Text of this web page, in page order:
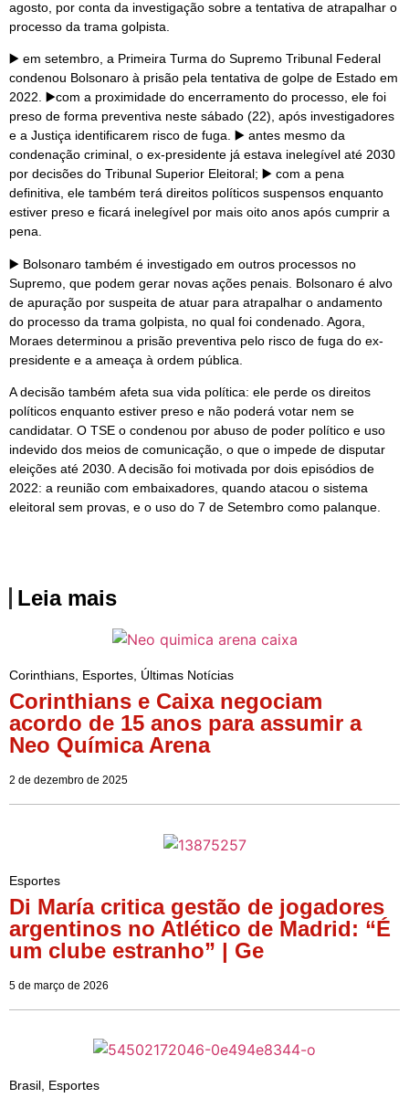
agosto, por conta da investigação sobre a tentativa de atrapalhar o
processo da trama golpista.
▶️ em setembro, a Primeira Turma do Supremo Tribunal Federal
condenou Bolsonaro à prisão pela tentativa de golpe de Estado em
2022. ▶️com a proximidade do encerramento do processo, ele foi
preso de forma preventiva neste sábado (22), após investigadores
e a Justiça identificarem risco de fuga. ▶️ antes mesmo da
condenação criminal, o ex-presidente já estava inelegível até 2030
por decisões do Tribunal Superior Eleitoral; ▶️ com a pena
definitiva, ele também terá direitos políticos suspensos enquanto
estiver preso e ficará inelegível por mais oito anos após cumprir a
pena.
▶️ Bolsonaro também é investigado em outros processos no
Supremo, que podem gerar novas ações penais. Bolsonaro é alvo
de apuração por suspeita de atuar para atrapalhar o andamento
do processo da trama golpista, no qual foi condenado. Agora,
Moraes determinou a prisão preventiva pelo risco de fuga do ex-
presidente e a ameaça à ordem pública.
A decisão também afeta sua vida política: ele perde os direitos
políticos enquanto estiver preso e não poderá votar nem se
candidatar. O TSE o condenou por abuso de poder político e uso
indevido dos meios de comunicação, o que o impede de disputar
eleições até 2030. A decisão foi motivada por dois episódios de
2022: a reunião com embaixadores, quando atacou o sistema
eleitoral sem provas, e o uso do 7 de Setembro como palanque.
Leia mais
Corinthians, Esportes, Últimas Notícias
Corinthians e Caixa negociam
acordo de 15 anos para assumir a
Neo Química Arena
2 de dezembro de 2025
Esportes
Di María critica gestão de jogadores
argentinos no Atlético de Madrid: “É
um clube estranho” | Ge
5 de março de 2026
Brasil, Esportes